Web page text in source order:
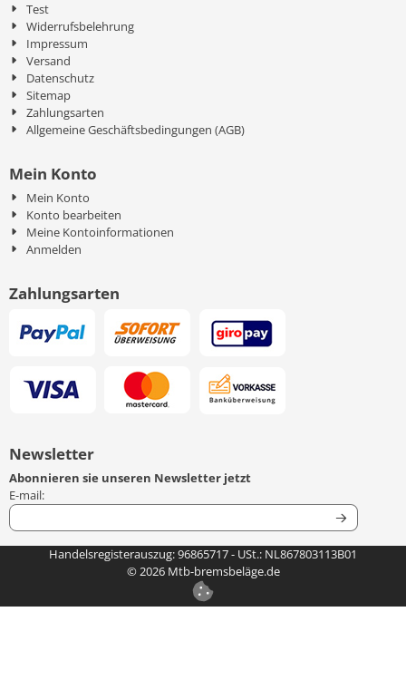
Test
Widerrufsbelehrung
Impressum
Versand
Datenschutz
Sitemap
Zahlungsarten
Allgemeine Geschäftsbedingungen (AGB)
Mein Konto
Mein Konto
Konto bearbeiten
Meine Kontoinformationen
Anmelden
Zahlungsarten
Newsletter
Abonnieren sie unseren Newsletter jetzt
E-mail:Geben Sie Ihre E-Mail-Adresse für den Newsletter ein
Handelsregisterauszug: 96865717 - USt.: NL867803113B01
©2026Mtb-bremsbeläge.de